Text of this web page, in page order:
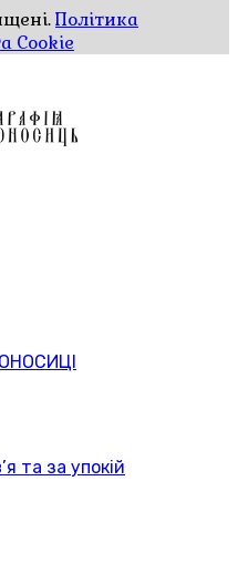
Політика
Cookie
та за упокій